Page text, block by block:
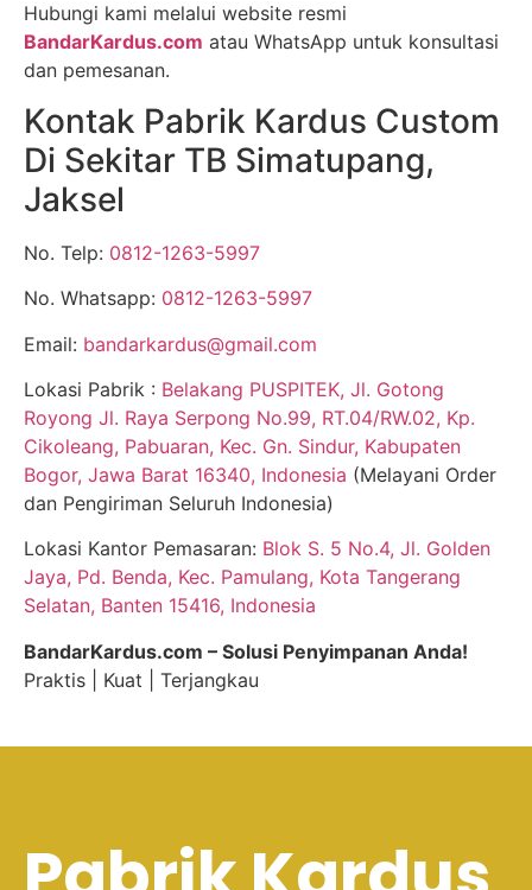
Hubungi kami melalui website resmi
BandarKardus.com atau WhatsApp untuk konsultasi
dan pemesanan.
Kontak Pabrik Kardus Custom
Di Sekitar TB Simatupang,
Jaksel
No. Telp: 0812-1263-5997
No. Whatsapp: 0812-1263-5997
Email: bandarkardus@gmail.com
Lokasi Pabrik : Belakang PUSPITEK, Jl. Gotong
Royong Jl. Raya Serpong No.99, RT.04/RW.02, Kp.
Cikoleang, Pabuaran, Kec. Gn. Sindur, Kabupaten
Bogor, Jawa Barat 16340, Indonesia (Melayani Order
dan Pengiriman Seluruh Indonesia)
Lokasi Kantor Pemasaran: Blok S. 5 No.4, Jl. Golden
Jaya, Pd. Benda, Kec. Pamulang, Kota Tangerang
Selatan, Banten 15416, Indonesia
BandarKardus.com – Solusi Penyimpanan Anda!
Praktis | Kuat | Terjangkau